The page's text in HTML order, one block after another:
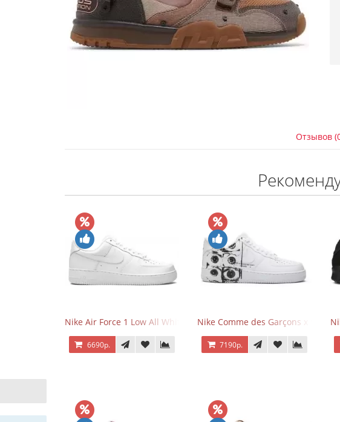
Отзывов
Nike Air Force 1 Low All White
6690р.
Nike Comme des Garçons x
7190р.